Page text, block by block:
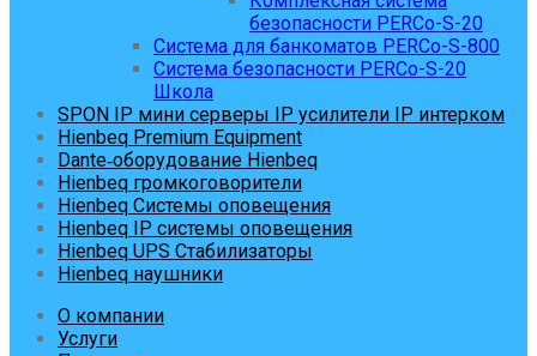
безопасности PERCo-S-20
Система для банкоматов PERCo-S-800
Система безопасности PERCo-S-20
Школа
SPON IP мини серверы IP усилители IP интерком
Hienbeq Premium Equipment
Dante‑оборудование Hienbeq
Hienbeq громкоговорители
Hienbeq Системы оповещения
Hienbeq IP системы оповещения
Hienbeq UPS Стабилизаторы
Hienbeq наушники
О компании
Услуги